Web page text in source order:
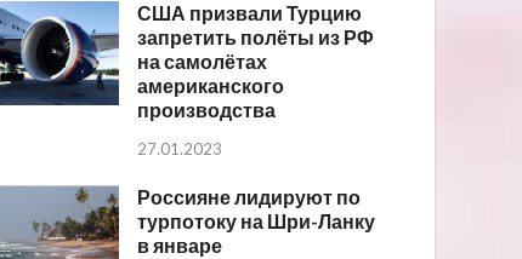
США призвали Турцию
запретить полёты из РФ
на самолётах
американского
производства
27.01.2023
Россияне лидируют по
турпотоку на Шри-Ланку
в январе